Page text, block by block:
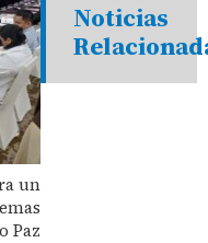
un
Paz
Noticias